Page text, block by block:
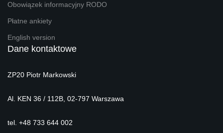
Obowiązek informacyjny RODO
Płatne ankiety
English version
Dane kontaktowe
ZP20 Piotr Markowski
Al. KEN 36 / 112B, 02-797 Warszawa
tel. +48 733 644 002